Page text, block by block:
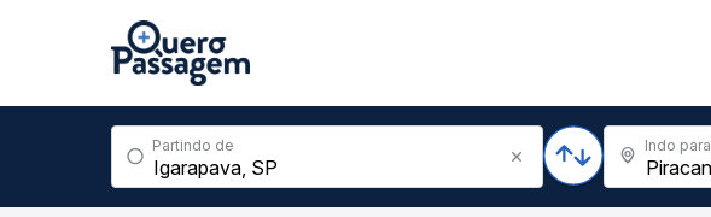
Partindo de Indo para